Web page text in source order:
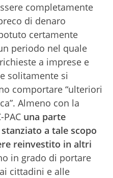
completamente
di denaro
certamente
periodo nel quale
a imprese e
solitamente si
comportare “ulteriori
Almeno con la
una parte
a tale scopo
reinvestito in altri
in grado di portare
cittadini e alle